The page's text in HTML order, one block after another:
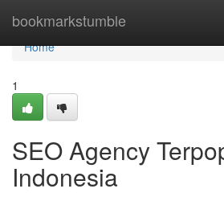
bookmarkstumble
Home
Home
1
SEO Agency
Indonesia